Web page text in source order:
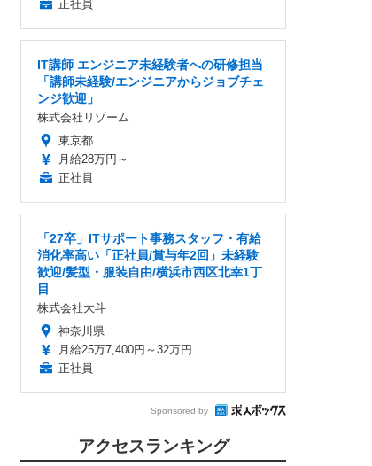
正社員
IT講師 エンジニア未経験者への研修担当
「講師未経験/エンジニアからジョブチェ
ンジ歓迎」
株式会社リゾーム
東京都
月給28万円～
正社員
「27卒」ITサポート事務スタッフ・有給
消化率高い「正社員/賞与年2回」未経験
歓迎/髪型・服装自由/横浜市西区北幸1丁
目
株式会社大斗
神奈川県
月給25万7,400円～32万円
正社員
Sponsored by
アクセスランキング